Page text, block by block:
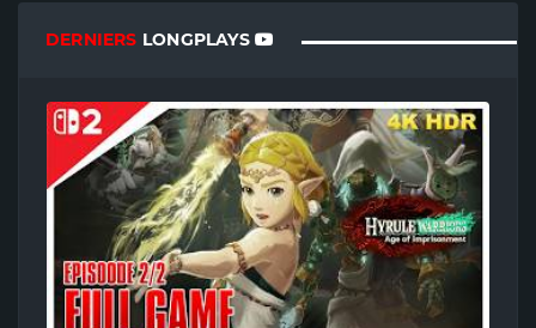
DERNIERS LONGPLAYS